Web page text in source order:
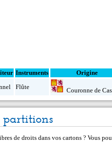
Instruments Origine
Flûte Couronne de
partitions
de droits dans vos cartons ? Vous